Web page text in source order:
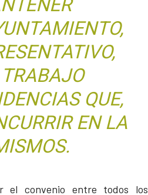
QUE,
EN LA
el convenio entre todos los